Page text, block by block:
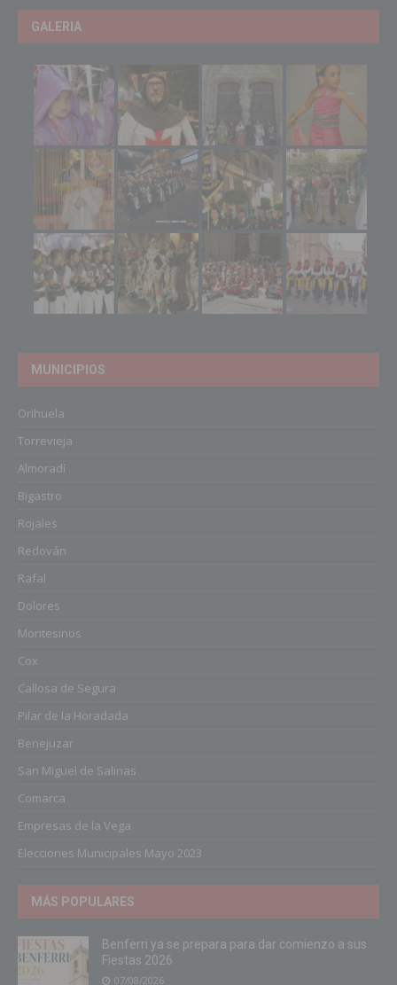
GALERIA
MUNICIPIOS
Orihuela
Torrevieja
Almoradí
Bigastro
Rojales
Redován
Rafal
Dolores
Montesinos
Cox
Callosa de Segura
Pilar de la Horadada
Benejuzar
San Miguel de Salinas
Comarca
Empresas de la Vega
Elecciones Municipales Mayo 2023
MÁS POPULARES
Benferri ya se prepara para dar comienzo a sus
Fiestas 2026
07/08/2026